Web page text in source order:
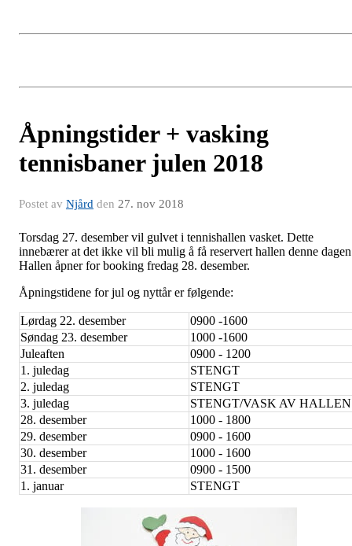
Åpningstider + vasking
tennisbaner julen 2018
Postet av Njård den 27. nov 2018
Torsdag 27. desember vil gulvet i tennishallen vasket. Dette
innebærer at det ikke vil bli mulig å få reservert hallen denne
Hallen åpner for booking fredag 28. desember.
Åpningstidene for jul og nyttår er følgende:
Lørdag 22. desember
0900 -1600
Søndag 23. desember
1000 -1600
Juleaften
0900 - 1200
1. juledag
STENGT
2. juledag
STENGT
3. juledag
STENGT/VASK AV HALLEN
28. desember
1000 - 1800
29. desember
0900 - 1600
30. desember
1000 - 1600
31. desember
0900 - 1500
1. januar
STENGT